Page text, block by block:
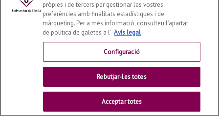
Departament de Ciència Animal2026© | Telf: +34 973
Contactar
Universitat de Lleida
pròpies i de tercers per gestionar les vostres
preferències amb finalitats estadístiques i de
màrqueting. Per a més informació, consulteu l’apartat
de política de galetes a l' Avís legal
Configuració
Rebutjar-les totes
Acceptar totes